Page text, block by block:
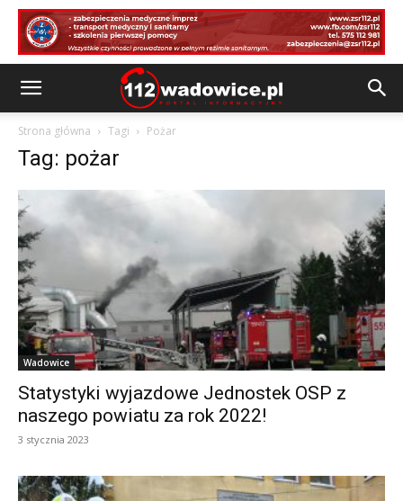
Strona główna Tagi Pożar
Tag: pożar
Wadowice
Statystyki wyjazdowe Jednostek OSP z
naszego powiatu za rok 2022!
3 stycznia 2023